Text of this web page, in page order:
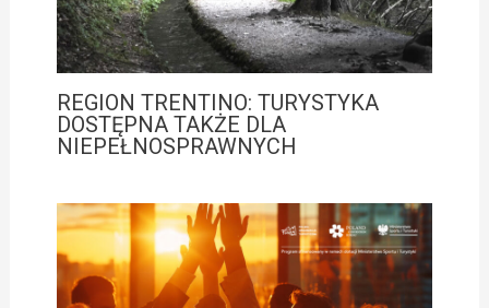
REGION TRENTINO: TURYSTYKA
DOSTĘPNA TAKŻE DLA
NIEPEŁNOSPRAWNYCH